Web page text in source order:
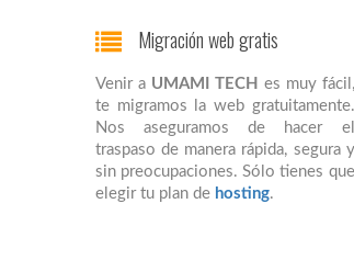
Migración web gratis
Venir a UMAMI TECH es muy fácil,
te migramos la web gratuitamente.
Nos aseguramos de hacer el
traspaso de manera rápida, segura y
sin preocupaciones. Sólo tienes que
elegir tu plan de hosting.